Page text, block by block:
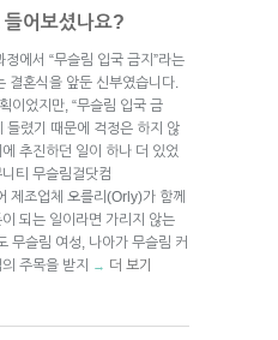
들어보셨나요?
에서 “무슬림 입국 금지”라는
결혼식을 앞둔 신부였습니다.
이었지만, “무슬림 입국 금
들렸기 때문에 걱정은 하지 않
추진하던 일이 하나 더 있었
티 무슬림걸닷컴
조업체 오를리(Orly)가 함께
되는 일이라면 가리지 않는
무슬림 여성, 나아가 무슬림 커
주목을 받지
→ 더 보기